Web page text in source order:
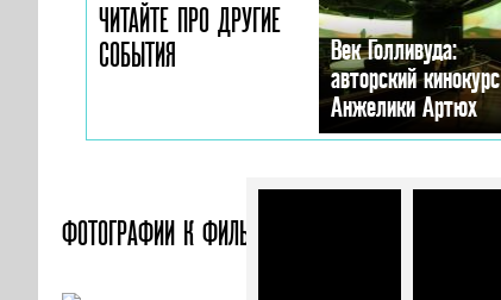
ЧИТАЙТЕ ПРО ДРУГИЕ
СОБЫТИЯ
Век Голливуда:
авторский кинокурс
Анжелики Артюх
ФОТОГРАФИИ К ФИЛЬМУ «СЛИШКОМ РИСКОВАННО»